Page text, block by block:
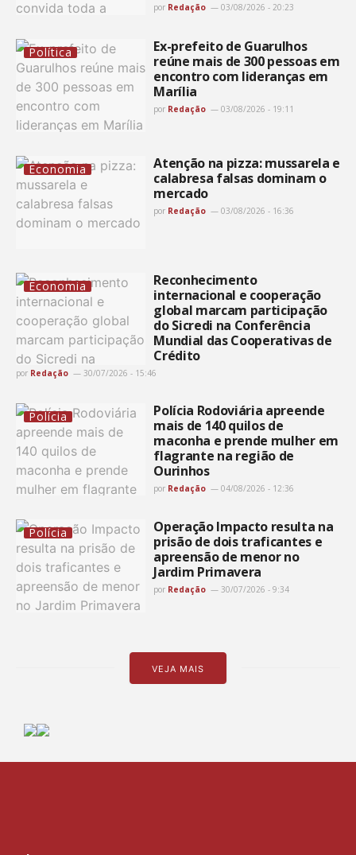
por Redação 03/08/2026 - 20:23
Política
Ex-prefeito de Guarulhos
reúne mais de 300 pessoas em
encontro com lideranças em
Marília
por Redação 03/08/2026 - 19:11
Economia
Atenção na pizza: mussarela e
calabresa falsas dominam o
mercado
por Redação 03/08/2026 - 16:36
Economia
Reconhecimento
internacional e cooperação
global marcam participação
do Sicredi na Conferência
Mundial das Cooperativas de
Crédito
por Redação 30/07/2026 - 15:46
Polícia
Polícia Rodoviária apreende
mais de 140 quilos de
maconha e prende mulher em
flagrante na região de
Ourinhos
por Redação 04/08/2026 - 12:36
Polícia
Operação Impacto resulta na
prisão de dois traficantes e
apreensão de menor no
Jardim Primavera
por Redação 30/07/2026 - 9:34
VEJA MAIS